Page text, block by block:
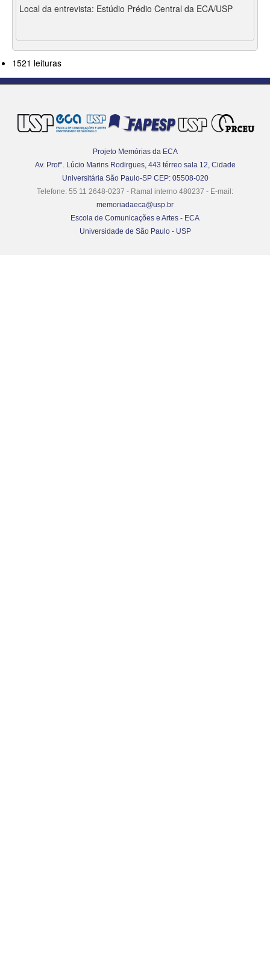
Local da entrevista: Estúdio Prédio Central da ECA/USP
1521 leituras
Projeto Memórias da ECA
Av. Prof°. Lúcio Marins Rodirgues, 443 térreo sala 12, Cidade
Universitária São Paulo-SP CEP: 05508-020
Telefone: 55 11 2648-0237 - Ramal interno 480237 - E-mail:
memoriadaeca@usp.br
Escola de Comunicações e Artes - ECA
Universidade de São Paulo - USP